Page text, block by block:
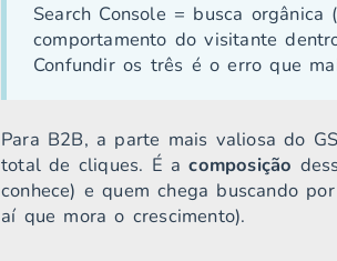
Search Console = busca
comportamento do visitante
Confundir os três é o erro que
Para B2B, a parte mais valiosa do
total de cliques. É acomposição
conhece) e quem chega buscando
aí que mora o crescimento).